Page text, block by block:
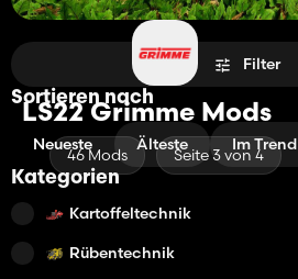
LS22 Grimme Mods
46 Mods Seite 3 von 4
Filter
Sortieren nach
Neueste Älteste Im Trend
Kategorien
Kartoffeltechnik
Rübentechnik